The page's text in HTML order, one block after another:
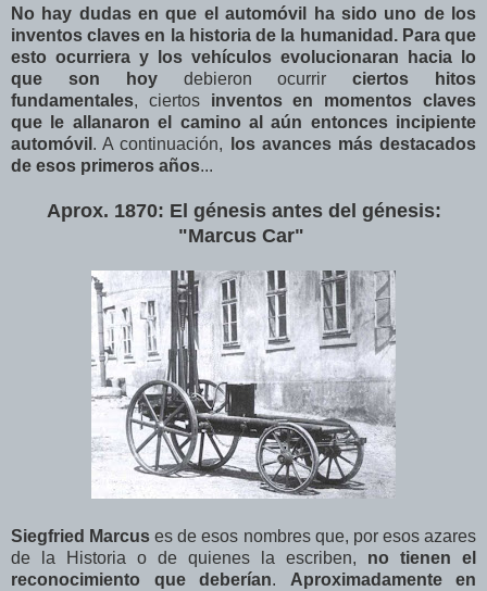
No hay dudas en que el automóvil ha sido uno de los
inventos claves en la historia de la humanidad. Para que
esto ocurriera y los vehículos evolucionaran hacia lo
que son hoy debieron ocurrirciertos hitos
fundamentales, ciertosinventos en momentos claves
que le allanaron el camino al aún entonces incipiente
automóvil . A continuación,
los avances más destacados
de esos primeros años...
Aprox. 1870: El génesis antes del génesis:
"Marcus Car"
Siegfried Marcus es de esos nombres que, por esos azares
de la Historia o de quienes la escriben, no tienen el
reconocimiento que deberían. Aproximadamente en